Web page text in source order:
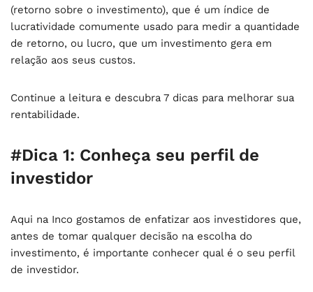
(retorno sobre o investimento), que é um índice de
lucratividade comumente usado para medir a quantidade
de retorno, ou lucro, que um investimento gera em
relação aos seus custos.
Continue a leitura e descubra 7 dicas para melhorar sua
rentabilidade.
#Dica 1: Conheça seu perfil de
investidor
Aqui na Inco gostamos de enfatizar aos investidores que,
antes de tomar qualquer decisão na escolha do
investimento, é importante conhecer qual é o seu perfil
de investidor.